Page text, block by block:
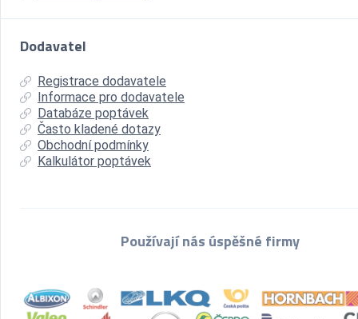
Dodavatel
Registrace dodavatele
Informace pro dodavatele
Databáze poptávek
Často kladené dotazy
Obchodní podmínky
Kalkulátor poptávek
Používají nás úspěšné firmy